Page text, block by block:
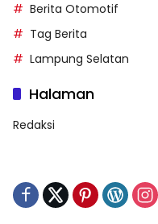
Berita Otomotif
Tag Berita
Lampung Selatan
Halaman
Redaksi